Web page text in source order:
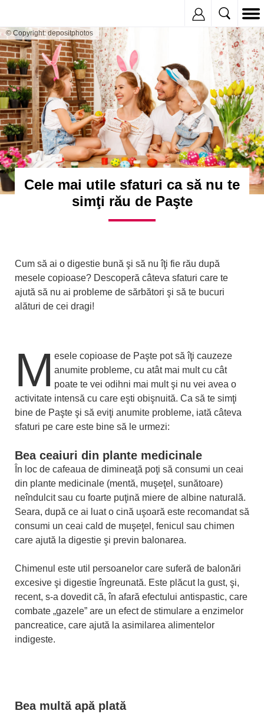
© Copyright: depositphotos
Cele mai utile sfaturi ca să nu te
simţi rău de Paşte
Cum să ai o digestie bună şi să nu îţi fie rău după
mesele copioase? Descoperă câteva sfaturi care te
ajută să nu ai probleme de sărbători şi să te bucuri
alături de cei dragi!
M esele copioase de Paşte pot să îţi cauzeze
anumite probleme, cu atât mai mult cu cât
poate te vei odihni mai mult şi nu vei avea o
activitate intensă cu care eşti obişnuită. Ca să te simţi
bine de Paşte şi să eviţi anumite probleme, iată câteva
sfaturi pe care este bine să le urmezi:
Bea ceaiuri din plante medicinale
În loc de cafeaua de dimineaţă poţi să consumi un ceai
din plante medicinale (mentă, muşeţel, sunătoare)
neîndulcit sau cu foarte puţină miere de albine naturală.
Seara, după ce ai luat o cină uşoară este recomandat să
consumi un ceai cald de muşeţel, fenicul sau chimen
care ajută la digestie şi previn balonarea.
Chimenul este util persoanelor care suferă de balonări
excesive şi digestie îngreunată. Este plăcut la gust, şi,
recent, s-a dovedit că, în afară efectului antispastic, care
combate „gazele” are un efect de stimulare a enzimelor
pancreatice, care ajută la asimilarea alimentelor
indigeste.
Bea multă apă plată